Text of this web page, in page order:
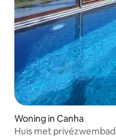
Woning in Canha
Huis met privézwembad